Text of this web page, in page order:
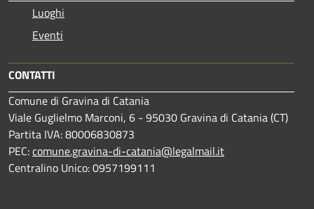
Luoghi
Eventi
CONTATTI
Comune di Gravina di Catania
Viale Guglielmo Marconi, 6 - 95030 Gravina di Catania (CT)
Partita IVA: 80006830873
PEC:comune.gravina-di-catania@legalmail.it
Centralino Unico: 0957199111